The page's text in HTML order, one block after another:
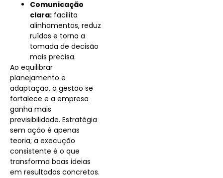
Comunicação
clara: facilita
alinhamentos, reduz
ruídos e torna a
tomada de decisão
mais precisa.
Ao equilibrar
planejamento e
adaptação, a gestão se
fortalece e a empresa
ganha mais
previsibilidade. Estratégia
sem ação é apenas
teoria; a execução
consistente é o que
transforma boas ideias
em resultados concretos.